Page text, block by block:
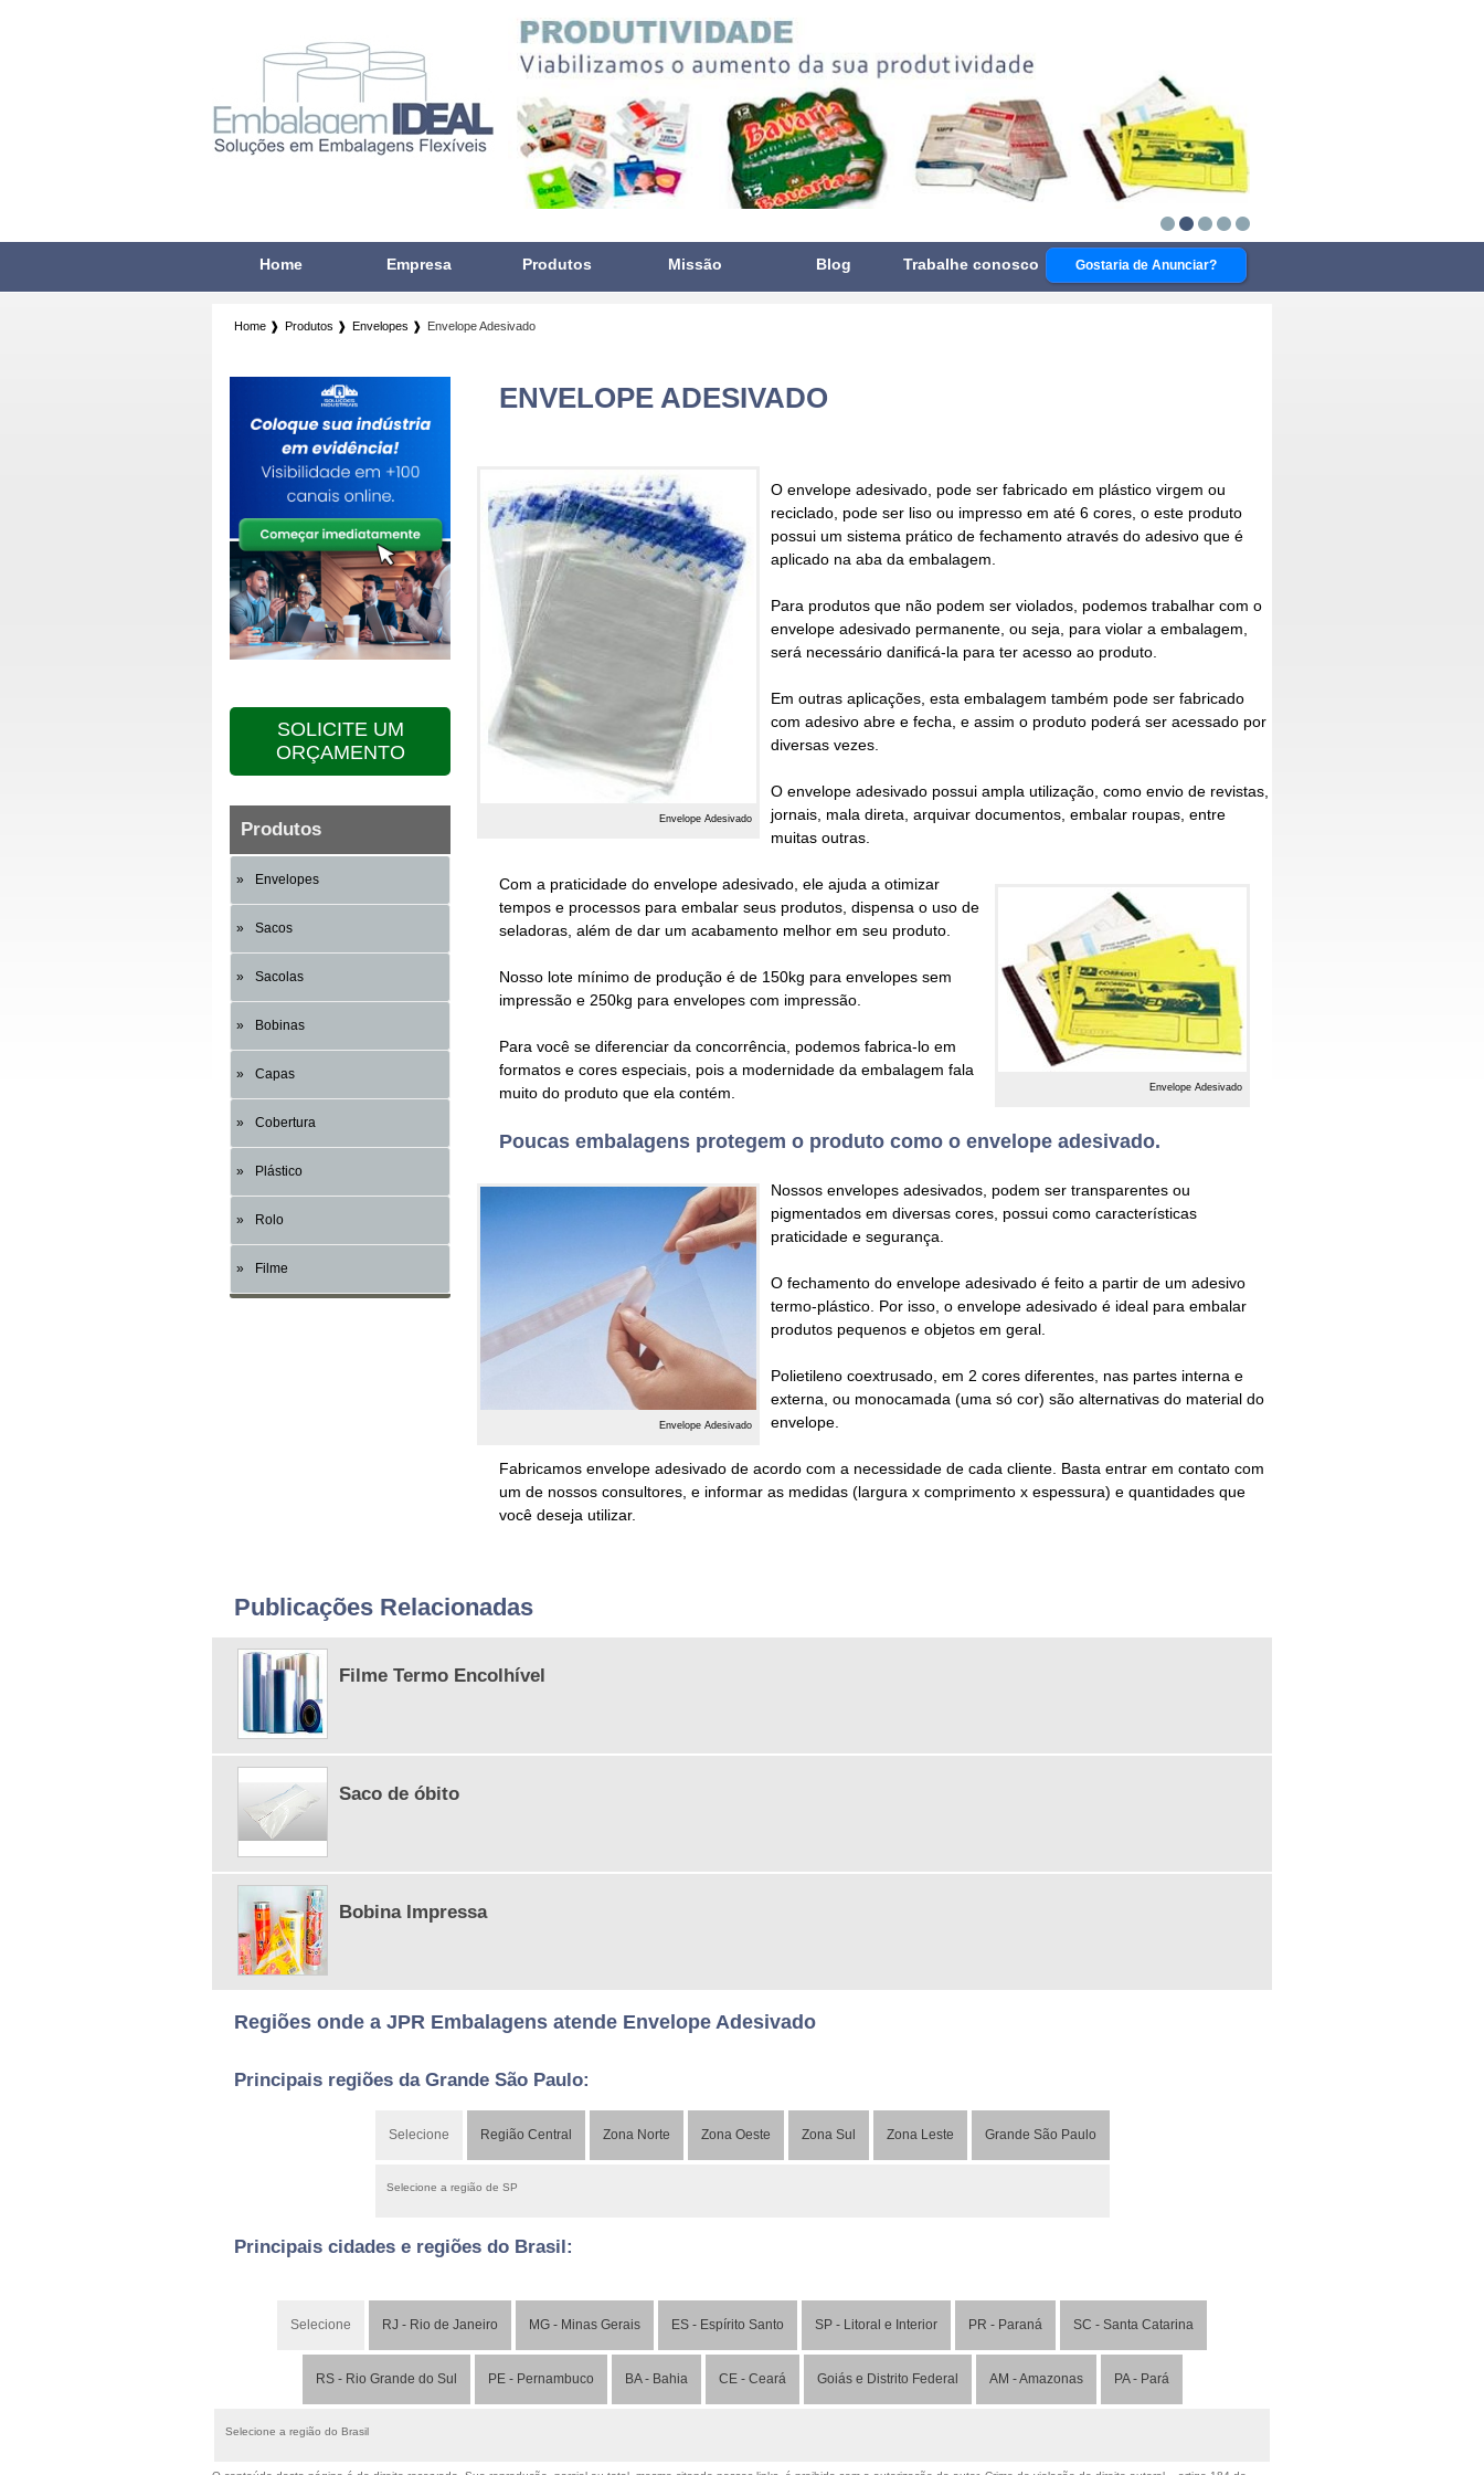
Home Empresa Produtos Missão Blog Trabalhe conosco Gostaria de Anunciar?
Home ❱ Produtos ❱ Envelopes ❱ Envelope Adesivado
ENVELOPE ADESIVADO
Envelope Adesivado
O envelope adesivado , pode ser fabricado em plástico virgem ou
reciclado, pode ser liso ou impresso em até 6 cores, o este produto
possui um sistema prático de fechamento através do adesivo que é
aplicado na aba da embalagem.
Para produtos que não podem ser violados, podemos trabalhar com o
envelope adesivado permanente , ou seja, para violar a embalagem,
será necessário danificá-la para ter acesso ao produto.
Em outras aplicações, esta embalagem também pode ser fabricado
com adesivo abre e fecha, e assim o produto poderá ser acessado por
diversas vezes.
O envelope adesivado possui ampla utilização, como envio de revistas,
jornais, mala direta, arquivar documentos, embalar roupas, entre
muitas outras.
Envelope Adesivado
Com a praticidade do envelope adesivado , ele ajuda a otimizar
tempos e processos para embalar seus produtos, dispensa o uso de
seladoras, além de dar um acabamento melhor em seu produto.
Nosso lote mínimo de produção é de 150kg para envelopes sem
impressão e 250kg para envelopes com impressão
Para você se diferenciar da concorrência, podemos fabrica-lo em
formatos e cores especiais, pois a modernidade da embalagem fala
muito do produto que ela contém.
Poucas embalagens protegem o produto como o envelope adesivado.
Envelope Adesivado
Nossos envelopes adesivados , podem ser transparentes ou
pigmentados em diversas cores, possui como características
praticidade e segurança.
O fechamento do envelope adesivado é feito a partir de um adesivo
termo-plástico . Por isso, o envelope adesivado é ideal para embalar
produtos pequenos e objetos em geral.
Polietileno coextrusado, em 2 cores diferentes, nas partes interna e
externa, ou monocamada (uma só cor) são alternativas do material do
envelope.
Fabricamos envelope adesivado de acordo com a necessidade de cada cliente. Basta entrar em contato com
um de nossos consultores, e informar as medidas (largura x comprimento x espessura) e quantidades que
você deseja utilizar.
SOLICITE UM
ORÇAMENTO
Produtos
Envelopes
Sacos
Sacolas
Bobinas
Capas
Cobertura
Plástico
Rolo
Filme
Publicações Relacionadas
Filme Termo Encolhível
Saco de óbito
Bobina Impressa
Regiões onde a JPR Embalagens atende Envelope Adesivado
Principais regiões da Grande São Paulo:
Selecione Região Central Zona Norte Zona Oeste Zona Sul Zona Leste Grande São Paulo
Selecione a região de SP
Principais cidades e regiões do Brasil:
Selecione RJ - Rio de Janeiro MG - Minas Gerais ES - Espírito Santo SP - Litoral e Interior PR - Paraná SC - Santa Catarina
RS - Rio Grande do Sul PE - Pernambuco BA - Bahia CE - Ceará Goiás e Distrito Federal AM - Amazonas PA - Pará
Selecione a região do Brasil